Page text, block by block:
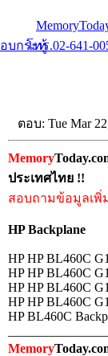
โทร.02-641-
ตอบ: Tue Mar
Memory
ประเทศไทย !!
สอบถามข้อมูลเพิ่
HP Backplane
HP HP BL460C
HP HP BL460C
HP HP BL460C
HP HP BL460C
HP BL460C
Memory